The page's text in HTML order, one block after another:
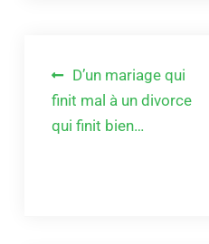
Navigation
de
l’article
D’un mariage qui
finit mal à un divorce
qui finit bien…